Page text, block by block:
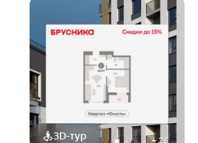
3D-тур + 26